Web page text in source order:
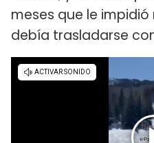
meses que le
debía trasladarse